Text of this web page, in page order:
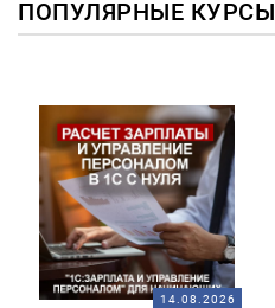
ПОПУЛЯРНЫЕ КУРСЫ
14.08.2026